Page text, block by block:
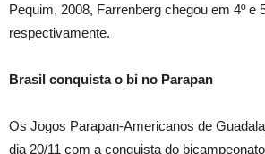
Pequim, 2008, Farrenberg chegou em 4º e
respectivamente.
Brasil conquista o bi no Parapan
Os Jogos Parapan-Americanos de
dia 20/11 com a conquista do